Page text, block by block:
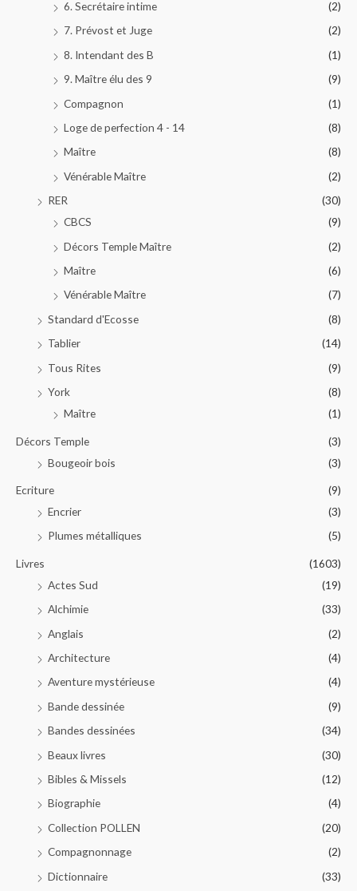
6. Secrétaire intime
(2)
7. Prévost et Juge
(2)
8. Intendant des B
(1)
9. Maître élu des 9
(9)
Compagnon
(1)
Loge de perfection 4 - 14
(8)
Maître
(8)
Vénérable Maître
(2)
RER
(30)
CBCS
(9)
Décors Temple Maître
(2)
Maître
(6)
Vénérable Maître
(7)
Standard d'Ecosse
(8)
Tablier
(14)
Tous Rites
(9)
York
(8)
Maître
(1)
Décors Temple
(3)
Bougeoir bois
(3)
Ecriture
(9)
Encrier
(3)
Plumes métalliques
(5)
Livres
(1603)
Actes Sud
(19)
Alchimie
(33)
Anglais
(2)
Architecture
(4)
Aventure mystérieuse
(4)
Bande dessinée
(9)
Bandes dessinées
(34)
Beaux livres
(30)
Bibles & Missels
(12)
Biographie
(4)
Collection POLLEN
(20)
Compagnonnage
(2)
Dictionnaire
(33)